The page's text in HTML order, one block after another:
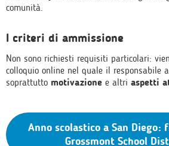
comunità.
I criteri di ammissione
Non sono richiesti requisiti particolari:
colloquio online nel quale il responsabile
soprattutto motivazione e altri aspetti
Anno scolastico a San Diego:
Grossmont School